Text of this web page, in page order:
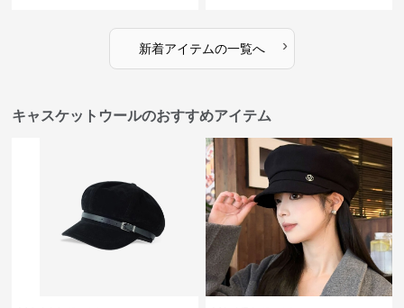
新着アイテムの一覧へ ›
キャスケットウールのおすすめアイテム